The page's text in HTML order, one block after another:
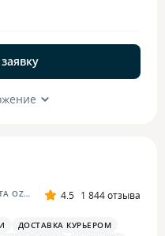
КРЕДИТНАЯ КАРТА OZON 4.5 1 844 отзыва
ДОСТАВКА КУРЬЕРОМ